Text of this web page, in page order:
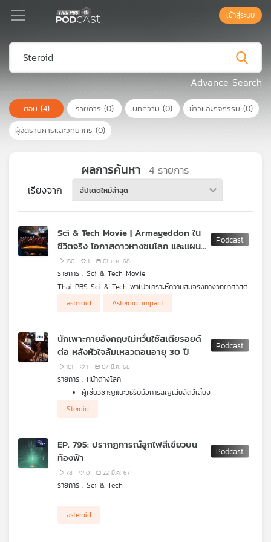
Podcast
เพล
ย์
ลิ
เพล
สต์
บทความ
กิจกรรม
เข้าสู่ระบบ
Advance Search
ตอน (4) รายการ (0) บทความ (0) ข่าวและกิจกรรม (0)
ผู้จัดรายการและวิทยากร (0)
ผลการค้นหา 4 รายการ
เรียงจาก อัปเดตใหม่ล่าสุด
Sci & Tech Movie | Armageddon ใน
ชีวิตจริง โอกาสดาวหางชนโลก และแผน
รับมือ
150 1 01 ต.ค. 68
รายการ : Sci & Tech Movie
Thai PBS Sci & Tech พาไปวิเคราะห์ความสมจริงทางวิทยาศาสตร์
เป็นนักบินอวกาศ เพื่อฝังระเบิดนิวเคลียร์บนดาวหาง ชวนคุยกับ “อา
asteroid Asteroid impact
นักเพาะกายอังกฤษไม่หวั่นใช้สเตียรอยด์
ต่อ หลังหัวใจล้มเหลวตอนอายุ 30 ปี
101 1 07 มี.ค. 68
รายการ : หน้าต่างโลก
ผู้เชี่ยวชาญแนะวิธีรับมือการสญเสียสัตว์เลี้ยง
แม้ประสบภาวะหัวใจล้มเหลวตอนอายุ 30 ปี และเชื่อว่าการใช้
Steroid
EP. 795: ปรากฏการณ์ลูกไฟสีเขียวบน
ท้องฟ้า
78 0 22 มี.ค. 67
รายการ : Sci & Tech
asteroid